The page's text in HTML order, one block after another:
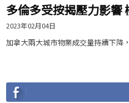
多倫多受按揭壓力影響
2023年02月04日
加拿大兩大城市物業成交量持續下降